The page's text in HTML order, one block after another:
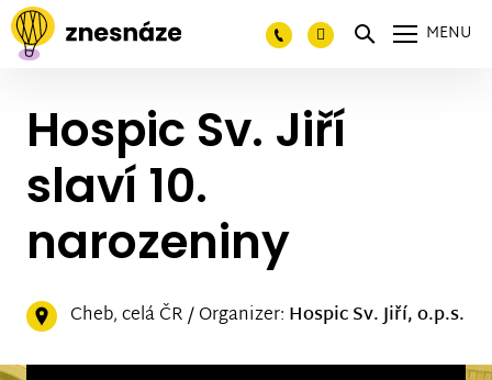
MENU
Hospic Sv. Jiří
slaví 10.
narozeniny
Cheb, celá ČR / Organizer: Hospic Sv. Jiří, o.p.s.